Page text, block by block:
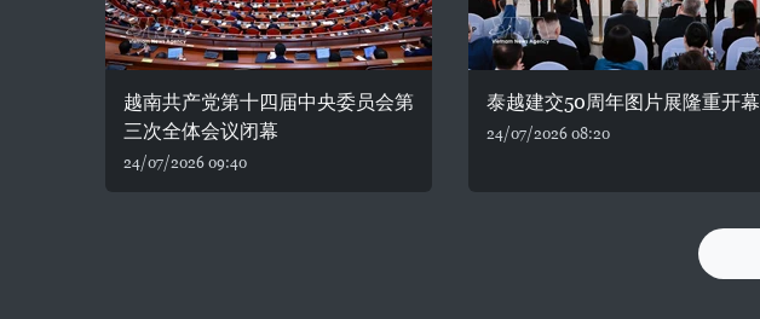
越南共产党第十四届中央委员会第
三次全体会议闭幕
24/07/2026 09:40
泰越建交50周年图片展隆重开幕
24/07/2026 08:20